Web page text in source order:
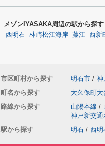
メゾンIYASAKA周辺の駅から探す
西明石 林崎松江海岸 藤江 西新町
市区町村から探す 明石市 / 神
町名から探す
大久保町大
路線から探す
山陽本線 /
神戸新交
駅から探す
明石 / 西明